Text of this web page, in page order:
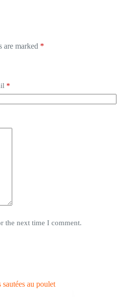
are marked *
*
the next time I comment.